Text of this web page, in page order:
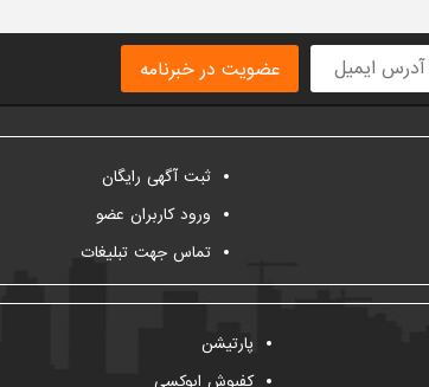
عضویت در خبرنامه
ثبت آگهی رایگان
ورود کاربران عضو
تماس جهت تبلیغات
پارتیشن
کفپوش اپوکسی